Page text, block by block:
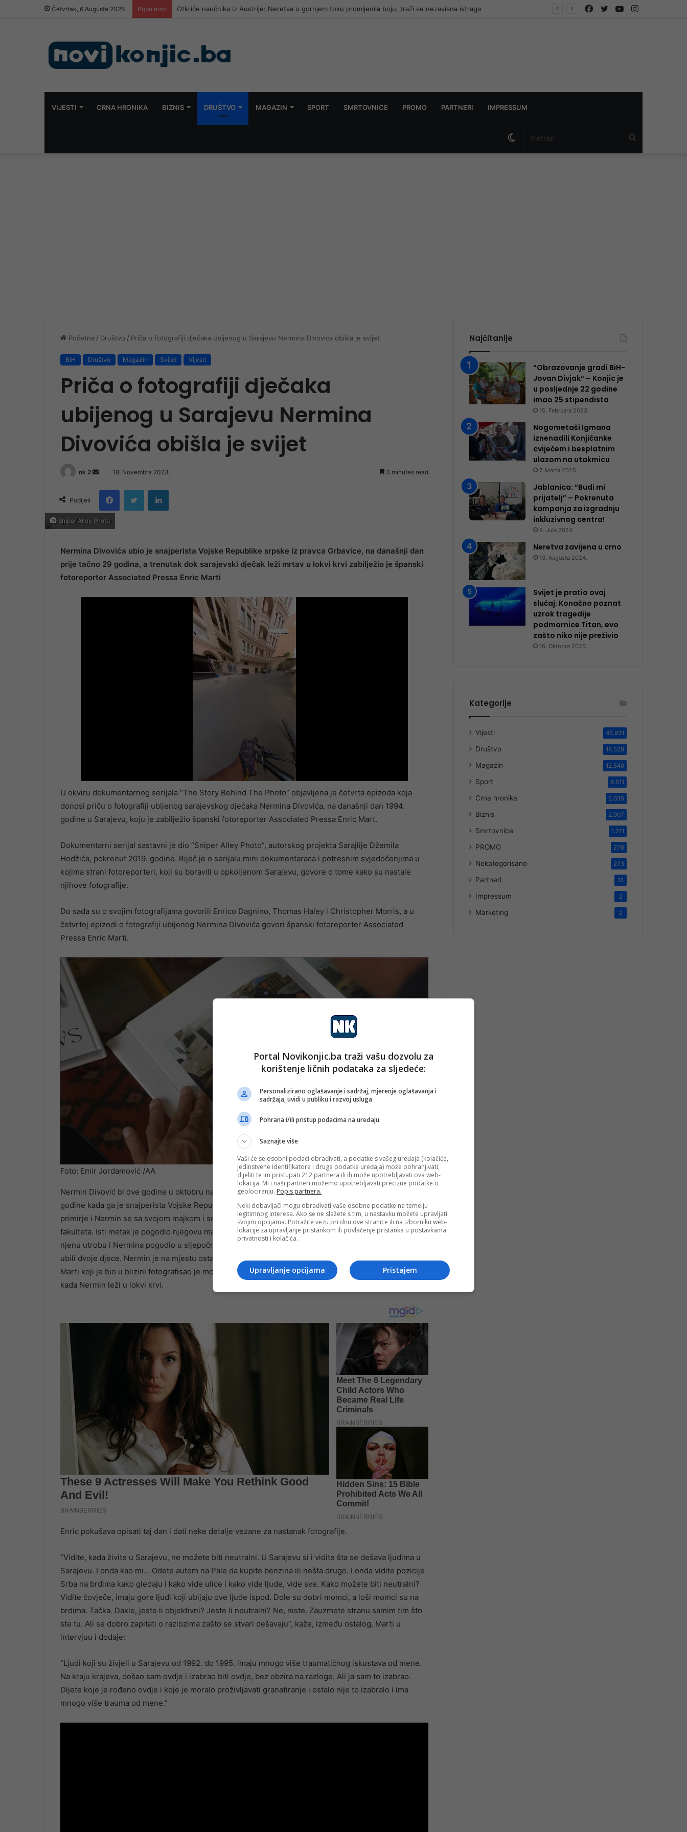
Četvrtak, 6 Augusta 2026 Popularno Otkriće naučnika iz Austrije: Neretva u gornjem toku promijenila boju, traži se nezavisna istraga Instagram
YouTube
Twitter
Facebook
VIJESTI CRNA HRONIKA BIZNIS DRUŠTVO MAGAZIN SPORT SMRTOVNICE PROMO PARTNERI IMPRESSUM
Switch
Početna / Društvo / Priča o fotografiji dječaka ubijenog u Sarajevu Nermina Divovića obišla je svijet
BiH Društvo Magazin Svijet Vijesti
Priča o fotografiji dječaka
ubijenog u Sarajevu Nermina
Divovića obišla je svijet
nk 2
Send
email
18. Novembra 2023. 3 minutes read
Podijeli
FacebookTwitter LinkedIn
Sniper Alley Photo
Nermina Divovića ubio je snajperista Vojske Republike srpske iz pravca Grbavice, na današnji dan
prije tačno 29 godina, a trenutak dok sarajevski dječak leži mrtav u lokvi krvi zabilježio je španski
fotoreporter Associated Pressa Enric Marti
U okviru dokumentarnog serijala “The Story Behind The Photo” objavljena je četvrta epizoda koja
donosi priču o fotografiji ubijenog sarajevskog dječaka Nermina Divovića, na današnji dan 1994.
godine u Sarajevu, koju je zabilježio španski fotoreporter Associated Pressa Enric Mart.
Dokumentarni serijal sastavni je dio “Sniper Alley Photo”, autorskog projekta Sarajlije Džemila
Hodžića, pokrenut 2019. godine. Riječ je o serijalu mini dokumentaraca i potresnim svjedočenjima u
kojima strani fotoreporteri, koji su boravili u opkoljenom Sarajevu, govore o tome kako su nastale
njihove fotografije.
Do sada su o svojim fotografijama govorili Enrico Dagnino, Thomas Haley i Christopher Morris, a u
četvrtoj epizodi o fotografiji ubijenog Nermina Divovića govori španski fotoreporter Associated
Pressa Enric Marti.
Foto: Emir Jordamović /AA
Nermin Divović bi ove godine u oktobru napunio 36 godina, ali je taj san prekinut 18. novembra 1994.
godine kada ga je snajperista Vojske Republike srpske ubio iz pravca Grbavice. Tih dana je vladalo
primirje i Nermin se sa svojom majkom i sestrom kretao između Zemaljskog muzeja i Filozofskog
fakulteta. Isti metak je pogodio njegovu majku Dženanu Sokolović u stomak. Hitac je prošao kroz
njenu utrobu i Nermina pogodio u sljepočnicu. Ona je u tom periodu bila trudna i u jednom danu su joj
ubili dvoje djece. Nermin je na mjestu ostao mrtav, a španski fotoreporter Associated Pressa Enric
Marti koji je bio u blizini fotografisao je moment koji će zauvijek ostati upisan u historiji. Taj moment
kada Nermin leži u lokvi krvi.
Enric pokušava opisati taj dan i dati neke detalje vezane za nastanak fotografije.
“Vidite, kada živite u Sarajevu, ne možete biti neutralni. U Sarajevu si i vidite šta se dešava ljudima u
Sarajevu. I onda kao mi… Odete autom na Pale da kupite benzina ili nešta drugo. I onda vidite pozicije
Srba na brdima kako gledaju i kako vide ulice i kako vide ljude, vide sve. Kako možete biti neutralni?
Vidite čovječe, imaju gore ljudi koji ubijaju ove ljude ispod. Dole su dobri momci, a loši momci su na
brdima. Tačka. Dakle, jeste li objektivni? Jeste li neutralni? Ne, niste. Zauzmete stranu samim tim što
ste tu. Ali se dobro zapitati o razlozima zašto se stvari dešavaju”, kaže, između ostalog, Marti u
intervjuu i dodaje:
“Ljudi koji su živjeli u Sarajevu od 1992. do 1995. imaju mnogo više traumatičnog iskustava od mene.
Na kraju krajeva, došao sam ovdje i izabrao biti ovdje, bez obzira na razloge. Ali ja sam to izabrao.
Dijete koje je rođeno ovdje i koje je moralo proživljavati granatiranje i ostalo nije to izabralo i ima
mnogo više trauma od mene.”
Najčitanije
“Obrazovanje gradi BiH-
Jovan Divjak“ – Konjic je
u posljednje 22 godine
imao 25 ​​stipendista
15. Februara 2023.
Nogometaši Igmana
iznenadili Konjičanke
cvijećem i besplatnim
ulazom na utakmicu
7. Marta 2025.
Jablanica: “Budi mi
prijatelj” – Pokrenuta
kampanja za izgradnju
inkluzivnog centra!
9. Jula 2024.
Neretva zavijena u crno
13. Augusta 2024.
Svijet je pratio ovaj
slučaj: Konačno poznat
uzrok tragedije
podmornice Titan, evo
zašto niko nije preživio
16. Oktobra 2025.
Kategorije
Vijesti 45.931
Društvo 18.528
Magazin 12.540
Sport 8.511
Crna hronika 5.035
Biznis 2.907
Smrtovnice 1.211
PROMO 278
Nekategorisano 273
Partneri 13
Impressum 2
Marketing 2
Portal Novikonjic.ba traži vašu dozvolu za
korištenje ličnih podataka za sljedeće:
Personalizirano oglašavanje i sadržaj, mjerenje oglašavanja i
sadržaja, uvidi u publiku i razvoj usluga
Pohrana i/ili pristup podacima na uređaju
Saznajte više
Vaši će se osobni podaci obrađivati, a podatke s vašeg uređaja (kolačiće,
jedinstvene identifikatore i druge podatke uređaja) može pohranjivati,
dijeliti te im pristupati 212 partnera ili ih može upotrebljavati ova web-
lokacija. Mi i naši partneri možemo upotrebljavati precizne podatke o
geolociranju. Popis partnera.
Neki dobavljači mogu obrađivati vaše osobne podatke na temelju
legitimnog interesa. Ako se ne slažete s tim, u nastavku možete upravljati
svojim opcijama. Potražite vezu pri dnu ove stranice ili na izborniku web-
lokacije za upravljanje pristankom ili povlačenje pristanka u postavkama
privatnosti i kolačića.
Pristajem
Upravljanje opcijama